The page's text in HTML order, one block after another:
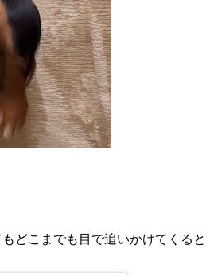
どこまでも目で追いかけてくると